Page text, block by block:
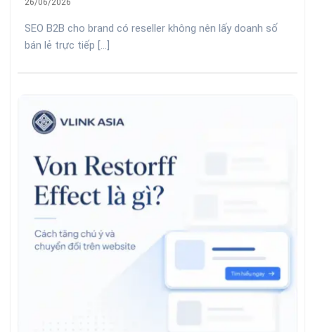
26/06/2026
SEO B2B cho brand có reseller không nên lấy doanh số
bán lẻ trực tiếp [...]